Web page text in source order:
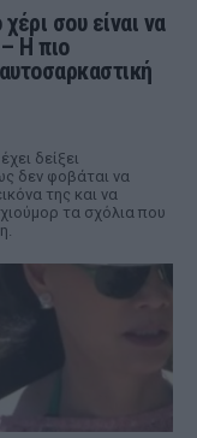
σου είναι να
Η πιο
δείξει
δεν φοβάται να
της και να
τα σχόλια που